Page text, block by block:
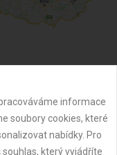
15:35:36
informace
soubory cookies, které
nabídky. Pro
který vyjádříte